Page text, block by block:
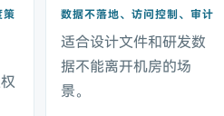
策
数据不落地、访问控制、审计
适合设计文件和研发数
据不能离开机房的场
景。